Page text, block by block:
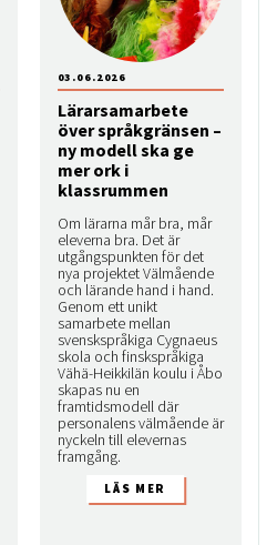
Lärarsamarbete
över språkgränsen –
ny modell ska ge
mer ork i
klassrummen
Om lärarna mår bra, mår
eleverna bra. Det är
utgångspunkten för det
nya projektet Välmående
och lärande hand i hand.
Genom ett unikt
samarbete mellan
svenskspråkiga Cygnaeus
skola och finskspråkiga
Vähä-Heikkilän koulu i Åbo
skapas nu en
framtidsmodell där
personalens välmående är
nyckeln till elevernas
framgång.
03.06.2026